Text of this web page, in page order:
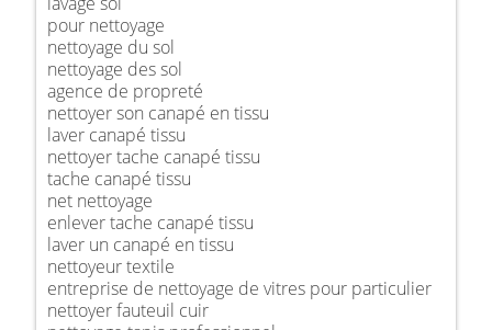
pour nettoyage
nettoyage du sol
nettoyage des sol
agence de propreté
nettoyer son canapé en tissu
laver canapé tissu
nettoyer tache canapé tissu
tache canapé tissu
net nettoyage
enlever tache canapé tissu
laver un canapé en tissu
nettoyeur textile
entreprise de nettoyage de vitres pour particulier
nettoyer fauteuil cuir